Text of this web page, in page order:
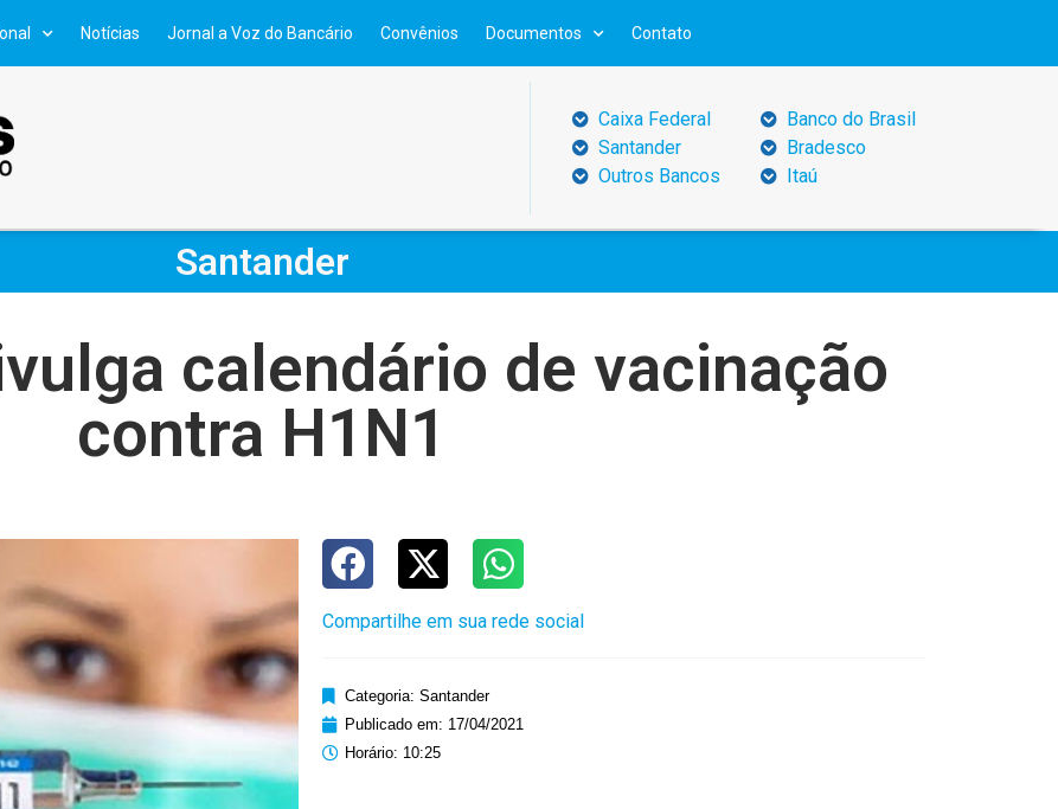
Notícias Jornal a Voz do Bancário Convênios Documentos Contato
Caixa Federal
Santander
Outros Bancos
Banco do Brasil
Bradesco
Itaú
Santander
calendário de vacinação
contra H1N1
Compartilhe em sua rede social
Categoria: Santander
Publicado em: 17/04/2021
Horário: 10:25